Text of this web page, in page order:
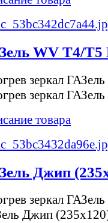
WV T4/T5
зеркал
зеркал
товара
Джип
зеркал
Джип